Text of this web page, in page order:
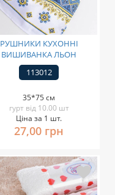
РУШНИКИ КУХОННІ
ВИШИВАНКА ЛЬОН
113012
35*75 см
гурт від 10.00 шт
Ціна за 1 шт.
27,00 грн